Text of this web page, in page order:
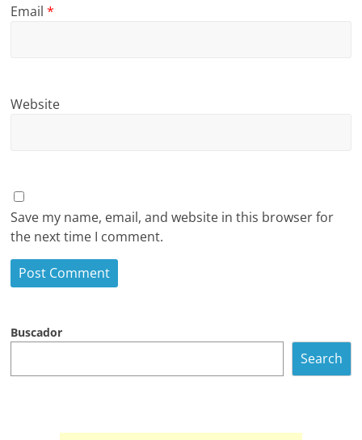
Email*
Website
Save my name, email, and website in this browser for
the next time I comment.
Buscador
Search